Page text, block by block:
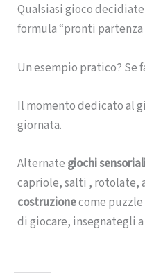
Qualsiasi gioco
formula “pronti partenza
Un esempio pratico? Se
Il momento dedicato al
giornata.
Alternate giochi
capriole, salti , rotolate,
costruzionecome
di giocare, insegnategli